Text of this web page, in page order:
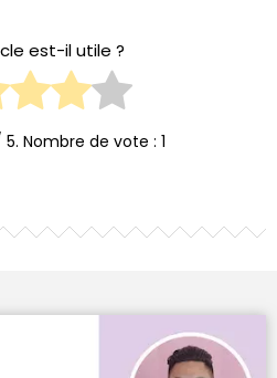
est-il utile ?
5. Nombre de vote : 1